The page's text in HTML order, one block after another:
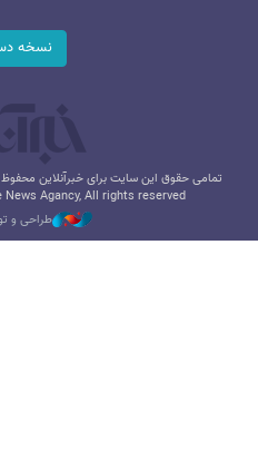
نسخه
تمامی حقوق این سایت برای خبرآنلاین
Agancy, All rights reserved
طراحی و